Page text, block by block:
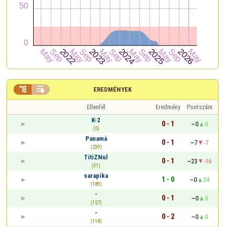
EREDMÉNYEK
 
Ellenfél Eredmény
Pontszám
K-2
(0)
0 - 1 ~0
0
Panamá
(239)
0 - 1 ~7
-7
TitiZNul
(31)
0 - 1 ~23
-16
sarapika
(189)
1 - 0 ~0
24
-
(157)
0 - 1 ~0
0
-
(118)
0 - 2 ~0 0